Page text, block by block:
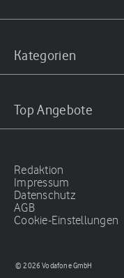
Kategorien
Top Angebote
Redaktion
Impressum
Datenschutz
AGB
Cookie-Einstellungen
© 2026 Vodafone GmbH